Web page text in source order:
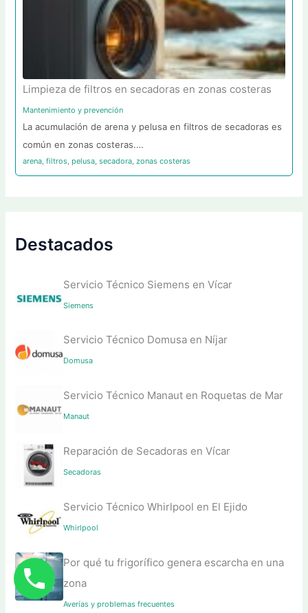
Limpieza de filtros en secadoras en zonas costeras
Mantenimiento y prevención
La acumulación de arena y pelusa en filtros de secadoras es
común en zonas costeras.…
arena,filtros,pelusa,secadora,zonas costeras
Destacados
Servicio Técnico Siemens en Vícar
Siemens
Servicio Técnico Domusa en Níjar
Domusa
Servicio Técnico Manaut en Roquetas de Mar
Manaut
Reparación de Secadoras en Vícar
Secadoras
Servicio Técnico Whirlpool en El Ejido
Whirlpool
Por qué tu frigorífico genera escarcha en una
zona
Averías y problemas frecuentes